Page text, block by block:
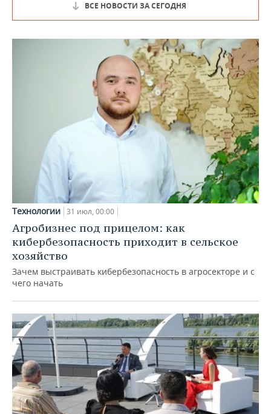
ВСЕ НОВОСТИ ЗА СЕГОДНЯ
Технологии 31 июл, 00:00
Агробизнес под прицелом: как
кибербезопасность приходит в сельское
хозяйство
Зачем выстраивать кибербезопасность в агросекторе и с
чего начать